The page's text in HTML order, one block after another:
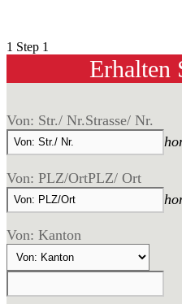
1 Step 1
Erhalten
Von: Str./ Nr.Strasse/ Nr.
Von: PLZ/OrtPLZ/ Ort
Von: Kanton